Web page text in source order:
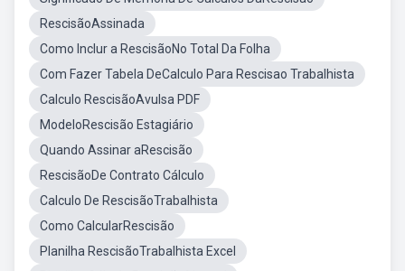
RescisãoAssinada
Como Inclur a RescisãoNo Total Da Folha
Com Fazer Tabela DeCalculo Para Rescisao Trabalhista
Calculo RescisãoAvulsa PDF
ModeloRescisão Estagiário
Quando Assinar aRescisão
RescisãoDe Contrato Cálculo
Calculo De RescisãoTrabalhista
Como CalcularRescisão
Planilha RescisãoTrabalhista Excel